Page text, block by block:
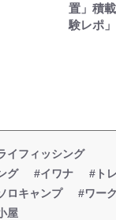
置」積
験レポ」
イフィッシング
グ
#イワナ
#ト
ロキャンプ
#ワー
屋